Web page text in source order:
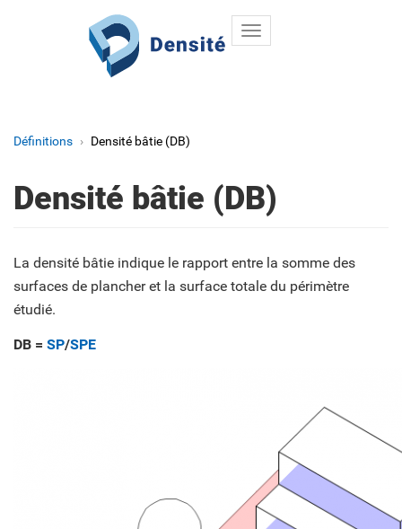
Aller au contenu principal
Toggle
Définitions Densité bâtie (DB)
Densité bâtie (DB)
La densité bâtie indique le rapport entre la somme des
surfaces de plancher et la surface totale du périmètre
étudié.
DB = SP/SPE